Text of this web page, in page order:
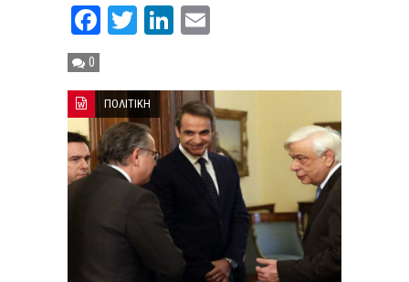
Facebook
TwitterLinkedIn
0
ΠΟΛΙΤΙΚΗ